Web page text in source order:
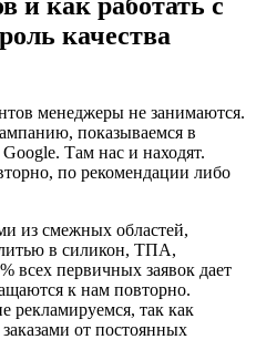
качества
менеджеры не занимаются.
показываемся в
Там нас и находят.
по рекомендации либо
из смежных областей,
в силикон, ТПА,
всех первичных заявок дает
к нам повторно.
рекламируемся, так как
от постоянных